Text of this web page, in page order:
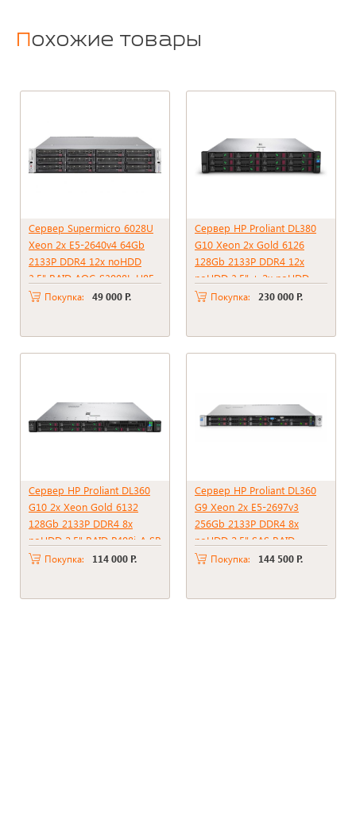
Похожие товары
Сервер Supermicro 6028U
Xeon 2x E5-2640v4 64Gb
2133P DDR4 12x noHDD
3.5" RAID AOC-S3008L-H8E,
2*PSU 1000W
Покупка: 49 000 Р.
Сервер HP Proliant DL380
G10 Xeon 2x Gold 6126
128Gb 2133P DDR4 12x
noHDD 3.5" + 2x noHDD
2.5" RAID P816i-A SR + BBU
Покупка: 230 000 Р.
Сервер HP Proliant DL360
G10 2x Xeon Gold 6132
128Gb 2133P DDR4 8x
noHDD 2.5" RAID P408i-A SR
+ BBU 2xPSU 500W
Покупка: 114 000 Р.
Сервер HP Proliant DL360
G9 Xeon 2x E5-2697v3
256Gb 2133P DDR4 8x
noHDD 2.5" SAS RAID
p440ar, 2048Mb 2xPSU
Покупка: 144 500 Р.